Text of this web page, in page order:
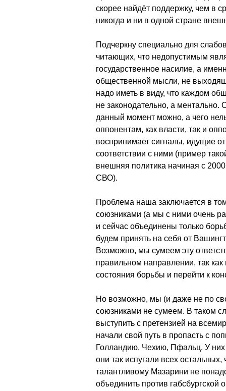
скорее найдёт поддержку, чем в
никогда и ни в одной стране
Подчеркну специально для
читающих, что недопустимым
государственное насилие, а
общественной мысли, не
надо иметь в виду, что каждом
не законодательно, а ментально.
данный момент можно, а чего
оппонентам, как власти, так и
воспринимает сигналы, идущие
соответствии с ними (пример
внешняя политика начиная с
СВО).
Проблема наша заключается в
союзниками (а мы с ними очень
и сейчас объединены только
будем принять на себя от
Возможно, мы сумеем эту
правильном направлении, так
состояния борьбы и перейти к
Но возможно, мы (и даже не по
союзниками не сумеем. В таком
выступить с претензией на
начали свой путь в пропасть с
Голландию, Чехию, Пфальц. У
они так испугали всех
талантливому Мазарини не
объединить против